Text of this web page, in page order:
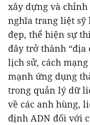
xây dựng và
nghĩa trang liệt sỹ
đẹp, thể hiện sự
đây trở thành “địa
lịch sử, cách
mạnh ứng dụng
trong quản lý dữ
về các anh hùng,
định ADN đối với